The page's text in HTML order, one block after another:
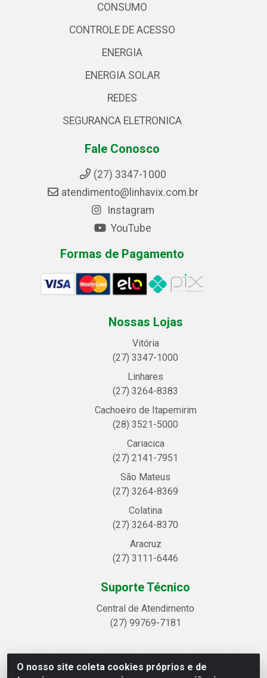
O nosso site coleta cookies próprios e de
CONSUMO
CONTROLE DE ACESSO
ENERGIA
ENERGIA SOLAR
REDES
SEGURANCA ELETRONICA
Fale Conosco
(27) 3347-1000
atendimento@linhavix.com.br
Instagram
YouTube
Formas de Pagamento
Nossas Lojas
Vitória
(27) 3347-1000
Linhares
(27) 3264-8383
Cachoeiro de Itapemirim
(28) 3521-5000
Cariacica
(27) 2141-7951
São Mateus
(27) 3264-8369
Colatina
(27) 3264-8370
Aracruz
(27) 3111-6446
Suporte Técnico
Central de Atendimento
(27) 99769-7181
Linhavix Distribuidora LTDA - Avenida Alegre, 2521 -